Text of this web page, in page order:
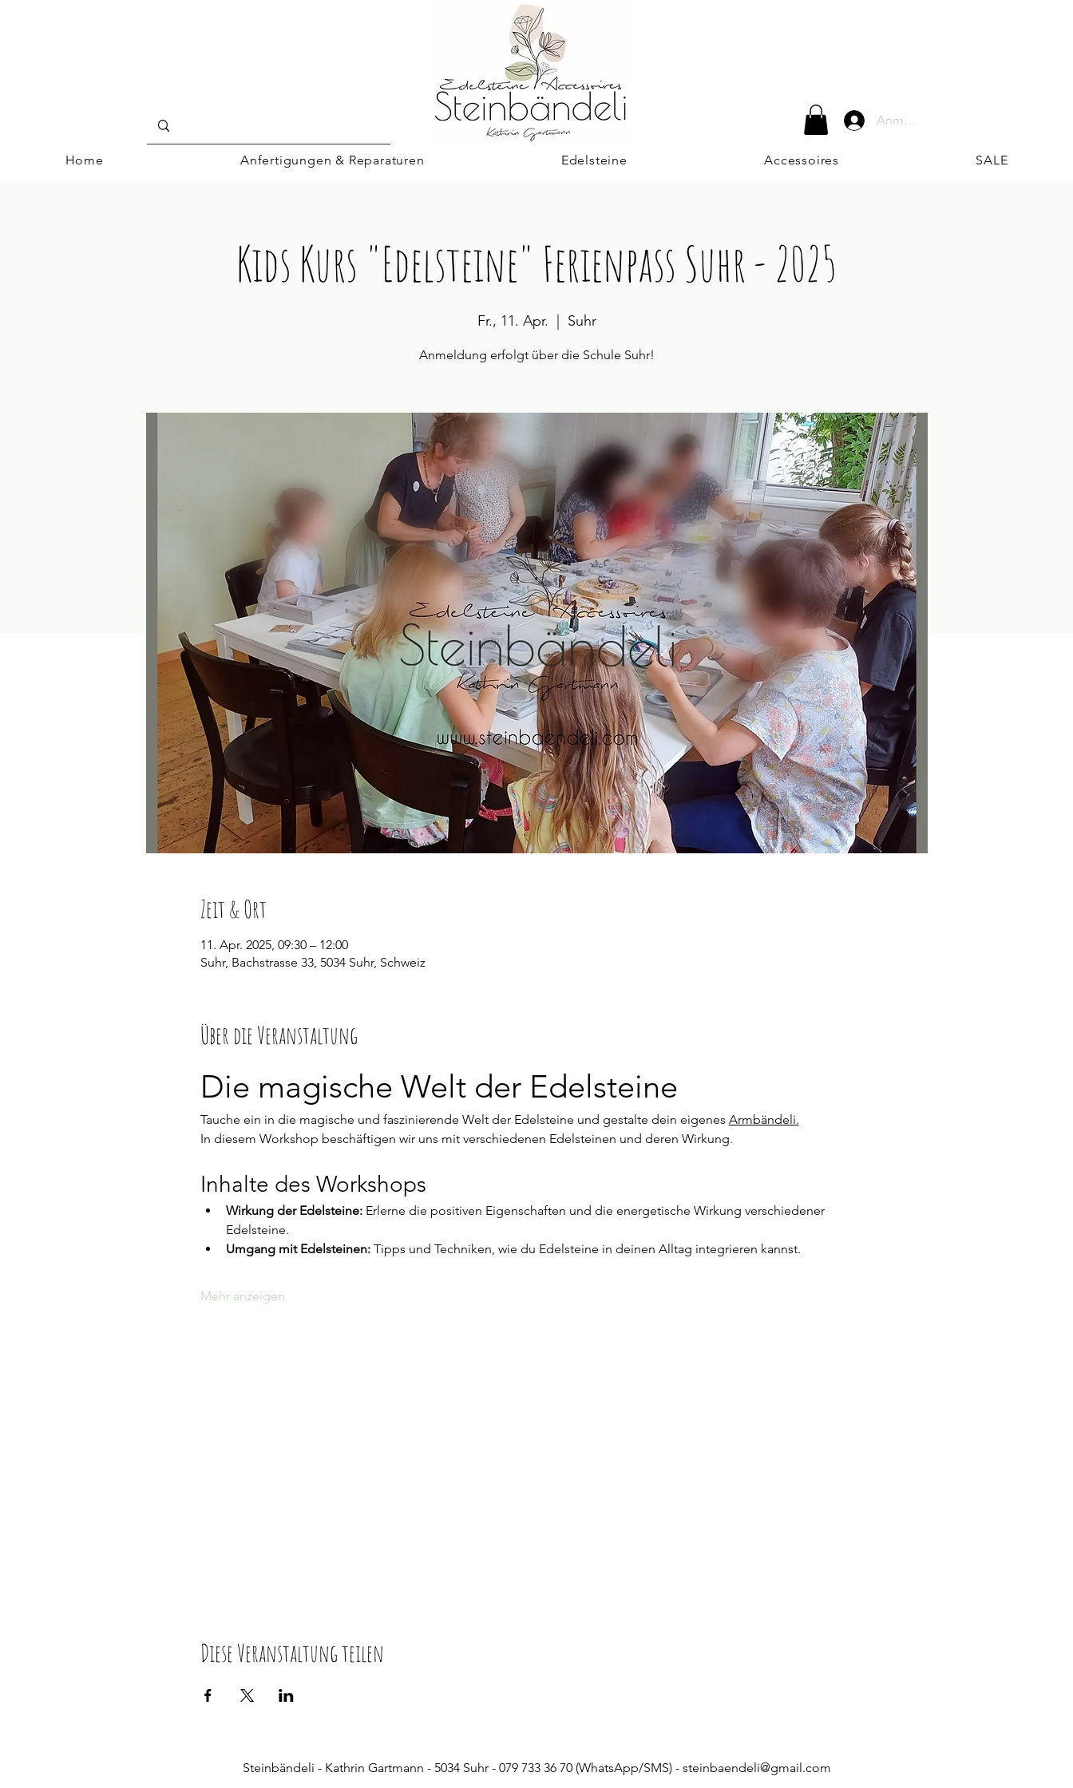
Anmelden
Home Anfertigungen & Reparaturen Edelsteine Accessoires SALE
Kids Kurs "Edelsteine" Ferienpass Suhr - 2025
Fr., 11. Apr. Suhr
Anmeldung erfolgt über die Schule Suhr!
Zeit & Ort
11. Apr. 2025, 09:30 – 12:00
Suhr, Bachstrasse 33, 5034 Suhr, Schweiz
Über die Veranstaltung
Die magische Welt der Edelsteine
Tauche ein in die magische und faszinierende Welt der Edelsteine und gestalte dein eigenes Armbändeli.
In diesem Workshop beschäftigen wir uns mit verschiedenen Edelsteinen und deren Wirkung.
Inhalte des Workshops
Wirkung der Edelsteine: Erlerne die positiven Eigenschaften und die energetische Wirkung verschiedener
Edelsteine.
Umgang mit Edelsteinen: Tipps und Techniken, wie du Edelsteine in deinen Alltag integrieren kannst.
Mehr anzeigen
Diese Veranstaltung teilen
Steinbändeli - Kathrin Gartmann - 5034 Suhr - 079 733 36 70 (WhatsApp/SMS) - steinbaendeli@gmail.com